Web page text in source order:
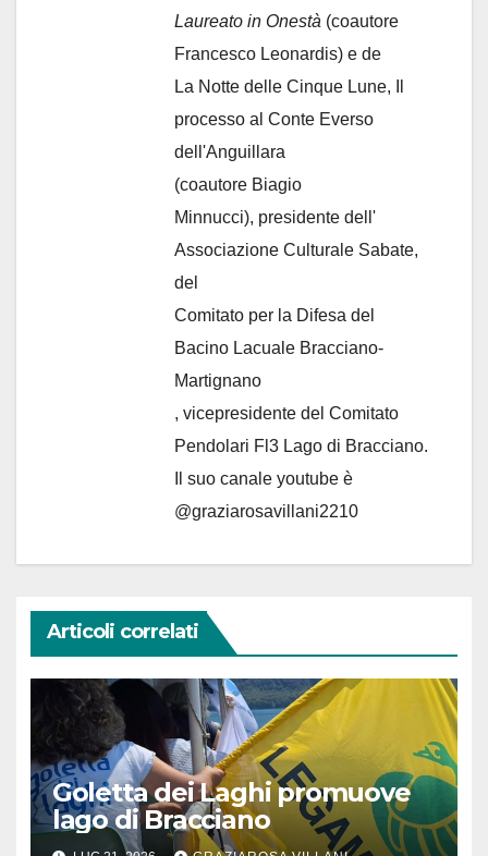
Laureato in Onestà (coautore
Francesco Leonardis) e de
La Notte delle Cinque Lune, Il
processo al Conte Everso
dell'Anguillara
(coautore Biagio
Minnucci), presidente dell'
Associazione Culturale Sabate,
del
Comitato per la Difesa del
Bacino Lacuale Bracciano-
Martignano
, vicepresidente del Comitato
Pendolari Fl3 Lago di Bracciano.
Il suo canale youtube è
@graziarosavillani2210
Articoli correlati
Goletta dei Laghi promuove
lago di Bracciano